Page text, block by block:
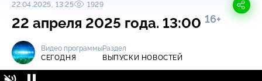
22.04.2025, 13:25 1929
22 апреля 2025 года. 13:00 16+
Видео программы
СЕГОДНЯ
Раздел
ВЫПУСКИ НОВОСТЕЙ